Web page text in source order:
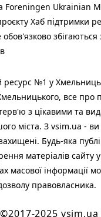
Foreningen Ukrainian
Хаб підтримки
№1 у
все про
з цікавими та
міста. З vsim.ua -
Будь-яка
матеріалів сайту
масової інформації
правовласника.
©2017-2025 vsim.ua